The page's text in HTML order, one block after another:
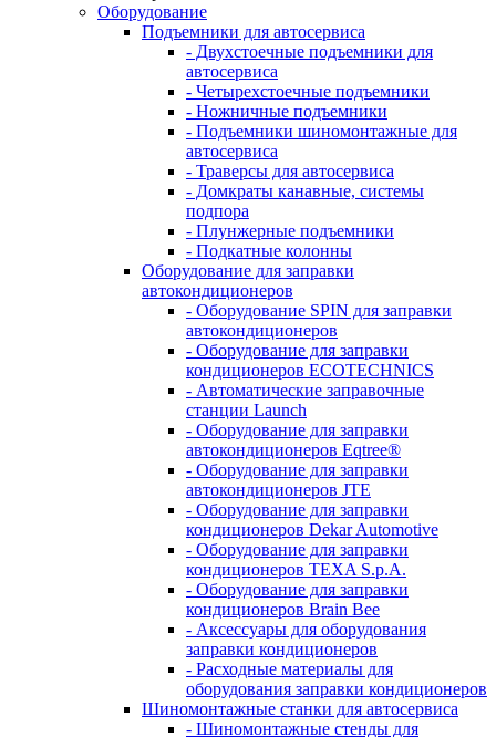
Оборудование
Подъемники для автосервиса
- Двухстоечные подъемники для
автосервиса
- Четырехстоечные подъемники
- Ножничные подъемники
- Подъемники шиномонтажные для
автосервиса
- Траверсы для автосервиса
- Домкраты канавные, системы
подпора
- Плунжерные подъемники
- Подкатные колонны
Оборудование для заправки
автокондиционеров
- Оборудование SPIN для заправки
автокондиционеров
- Оборудование для заправки
кондиционеров ECOTECHNICS
- Автоматические заправочные
станции Launch
- Оборудование для заправки
автокондиционеров Eqtree®
- Оборудование для заправки
автокондиционеров JTE
- Оборудование для заправки
кондиционеров Dekar Automotive
- Оборудование для заправки
кондиционеров TEXA S.p.A.
- Оборудование для заправки
кондиционеров Brain Bee
- Аксессуары для оборудования
заправки кондиционеров
- Расходные материалы для
оборудования заправки кондиционеров
Шиномонтажные станки для автосервиса
- Шиномонтажные стенды для